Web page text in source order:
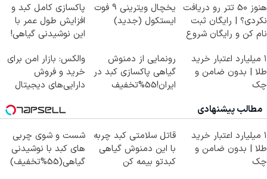
هنوز 50 تتر رو دریافت
نکردی؟ | رایگان ثبت
نام کن و رایگان شروع
یخچال ویترینی 9 فوت
ایستکول (جدید)
پاکسازی کامل کبد و
افزایش طول عمر با
این نوشیدنی گیاهی!
۱ میلیارد اعتبار خرید
طلا | بدون ضامن و
چک
رونمایی از دمنوش
گیاهی پاکسازی کبد در
ایران!55%تخفیف
والکس: بازار امن برای
خرید و فروش
دارایی‌های دیجیتال
مطالب پیشنهادی
۱ میلیارد اعتبار خرید
طلا | بدون ضامن و
چک
قاتل سلامتی کبد چربه
با این دمنوش گیاهی
کبدتو بیمه کن
شست و شوی چربی
های کبد با نوشیدنی
گیاهی(55%تخفیف)